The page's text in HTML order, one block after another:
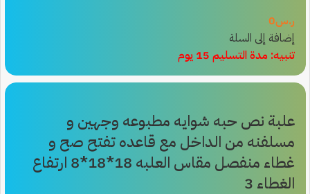
ر.س0
إضافة إلى السلة
تنبيه: مدة التسليم 15 يوم
علبة نص حبه شوايه مطبوعه وجهين و
مسلفنه من الداخل مع قاعده تفتح صح و
غطاء منفصل مقاس العلبه 18*18*8 ارتفاع
الغطاء 3